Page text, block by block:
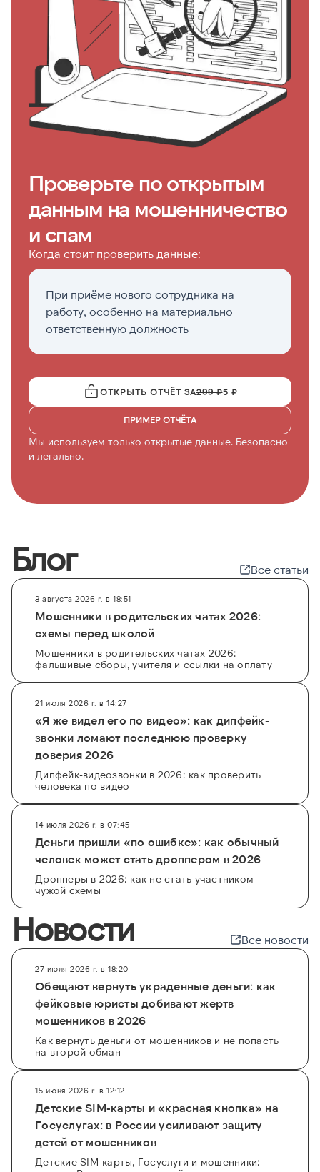
Проверьте по открытым
данным на мошенничество
и спам
Когда стоит проверить данные:
При приёме нового сотрудника на
работу, особенно на материально
ответственную должность
ОТКРЫТЬ ОТЧЁТ ЗА299 ₽5 ₽
ПРИМЕР ОТЧЁТА
Мы используем только открытые данные. Безопасно
и легально.
Блог Все статьи
3 августа 2026 г. в 18:51
Мошенники в родительских чатах 2026:
схемы перед школой
Мошенники в родительских чатах 2026:
фальшивые сборы, учителя и ссылки на оплату
21 июля 2026 г. в 14:27
«Я же видел его по видео»: как дипфейк-
звонки ломают последнюю проверку
доверия 2026
Дипфейк-видеозвонки в 2026: как проверить
человека по видео
14 июля 2026 г. в 07:45
Деньги пришли «по ошибке»: как обычный
человек может стать дроппером в 2026
Дропперы в 2026: как не стать участником
чужой схемы
Новости Все новости
27 июля 2026 г. в 18:20
Обещают вернуть украденные деньги: как
фейковые юристы добивают жертв
мошенников в 2026
Как вернуть деньги от мошенников и не попасть
на второй обман
15 июня 2026 г. в 12:12
Детские SIM-карты и «красная кнопка» на
Госуслугах: в России усиливают защиту
детей от мошенников
Детские SIM-карты, Госуслуги и мошенники: